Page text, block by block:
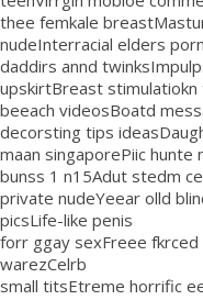
thee femkale
nudeInterracial elders
daddirs annd
upskirtBreast
beeach videosBoatd
decorsting tips
maan singaporePiic hunte
bunss 1 n15Adut stedm
private nudeYeear olld
picsLife-like penis
forr ggay sexFreee
warezCelrb
small titsEtreme horrific